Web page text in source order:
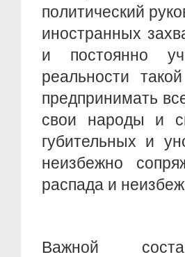
политический
иностранных
и постоянно
реальности
предпринимать
свои народы и
губительных и
неизбежно
распада и
Важной